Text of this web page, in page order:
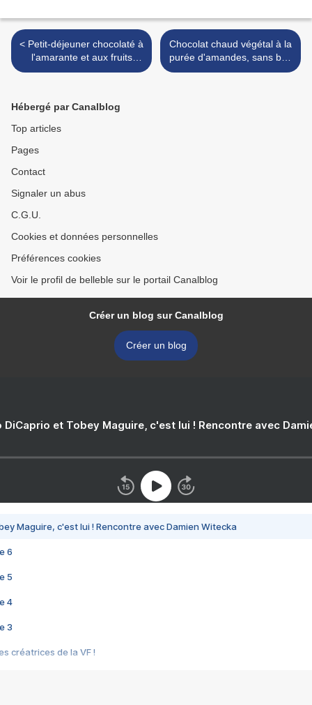
< Petit-déjeuner chocolaté à
l'amarante et aux fruits
secs, sans blé, sans lait : la
Chocolat chaud végétal à la
purée d'amandes, sans blé,
sans lait >
Hébergé par Canalblog
Top articles
Pages
Contact
Signaler un abus
C.G.U.
Cookies et données personnelles
Préférences cookies
Voir le profil de belleble sur le portail Canalblog
Créer un blog sur Canalblog
Créer un blog
DiCaprio et Tobey Maguire, c'est lui ! Rencontre avec
Maguire, c'est lui ! Rencontre avec Damien Witecka
6
5
4
3
créatrices de la VF !